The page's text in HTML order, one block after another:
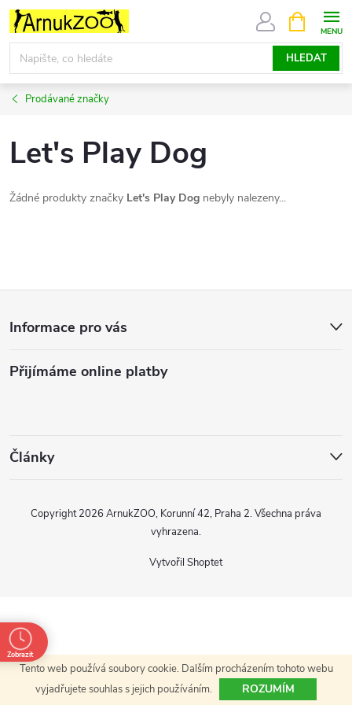
Tento web používá soubory cookie. Dalším procházením tohoto webu
vyjadřujete souhlas s jejich používáním.
ROZUMÍM
Přejít
obsah
HLEDAT
NÁKUPNÍ
KOŠÍK
Prodávané značky
Let's Play Dog
Žádné produkty značky Let's Play Dog nebyly nalezeny...
p
Informace pro vás
Přijímáme online platby
Články
Vytvořil Shoptet
Copyright 2026 ArnukZOO, Korunní 42, Praha 2. Všechna práva
vyhrazena.
Zobrazit